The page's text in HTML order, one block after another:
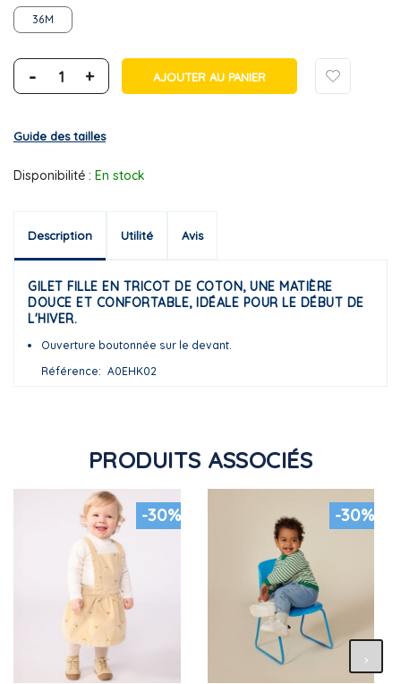
36M
- + AJOUTER AU PANIER
Guide des tailles
Disponibilité : En stock
Description Utilité Avis
GILET FILLE EN TRICOT DE COTON, UNE MATIÈRE
DOUCE ET CONFORTABLE, IDÉALE POUR LE DÉBUT DE
L'HIVER.
Ouverture boutonnée sur le devant.
Référence
A0EHK02
PRODUITS ASSOCIÉS
-30% -30%